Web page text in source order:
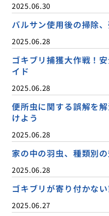
2025.06.30
バルサン使用後の掃除
2025.06.28
ゴキブリ捕獲大作戦！
イド
2025.06.28
便所虫に関する誤解を
けよう
2025.06.28
家の中の羽虫、種類別
2025.06.28
ゴキブリが寄り付かな
2025.06.27